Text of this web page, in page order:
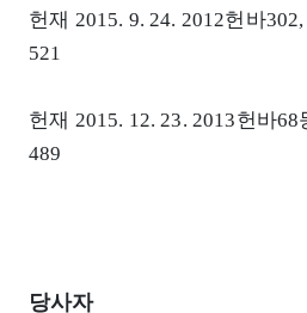
헌재 2015. 9. 24. 2012헌바
521
헌재 2015. 12. 23. 2013헌바
489
당사자